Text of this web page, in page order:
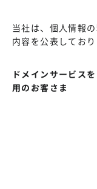
当社は、個人情報
内容を公表しており
ドメインサービスを
用のお客さま